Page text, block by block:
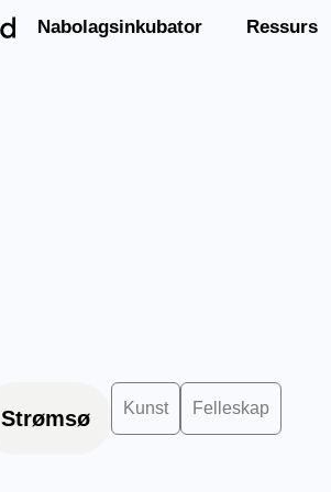
Nabolagsinkubator Ressurs
Strømsø Kunst Felleskap